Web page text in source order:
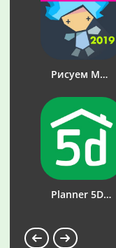
Рисуем Мультфильмы 2
Planner 5D - Дизайн Интерьера